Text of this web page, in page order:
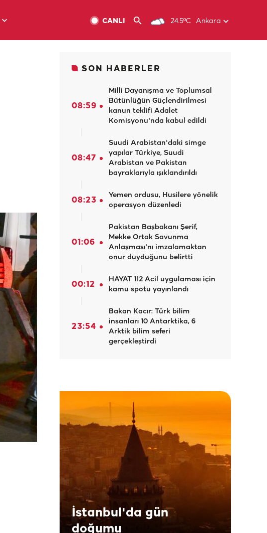
24.5ºC Ankara
CANLI
SON HABERLER
08:59
Milli Dayanışma ve Toplumsal
Bütünlüğün Güçlendirilmesi
kanun teklifi Adalet
Komisyonu'nda kabul edildi
08:47
Suudi Arabistan'daki simge
yapılar Türkiye, Suudi
Arabistan ve Pakistan
bayraklarıyla ışıklandırıldı
08:23
Yemen ordusu, Husilere yönelik
operasyon düzenledi
01:06
Pakistan Başbakanı Şerif,
Mekke Ortak Savunma
Anlaşması'nı imzalamaktan
onur duyduğunu belirtti
00:12
HAYAT 112 Acil uygulaması için
kamu spotu yayınlandı
23:54
Bakan Kacır: Türk bilim
insanları 10 Antarktika, 6
Arktik bilim seferi
gerçekleştirdi
İstanbul'da gün
doğumu